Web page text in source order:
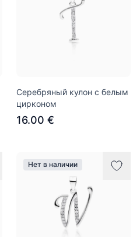
Серебряный кулон с белым
цирконом
16.00 €
Нет в наличии